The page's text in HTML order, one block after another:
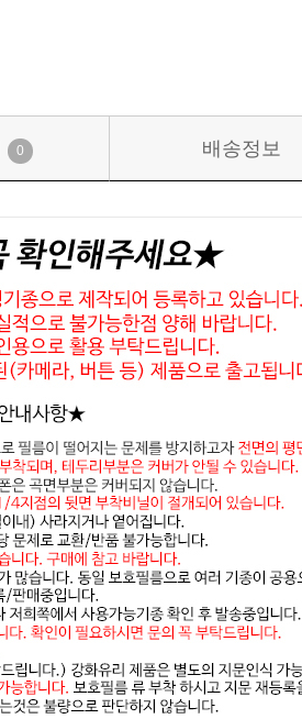
0 배송정보